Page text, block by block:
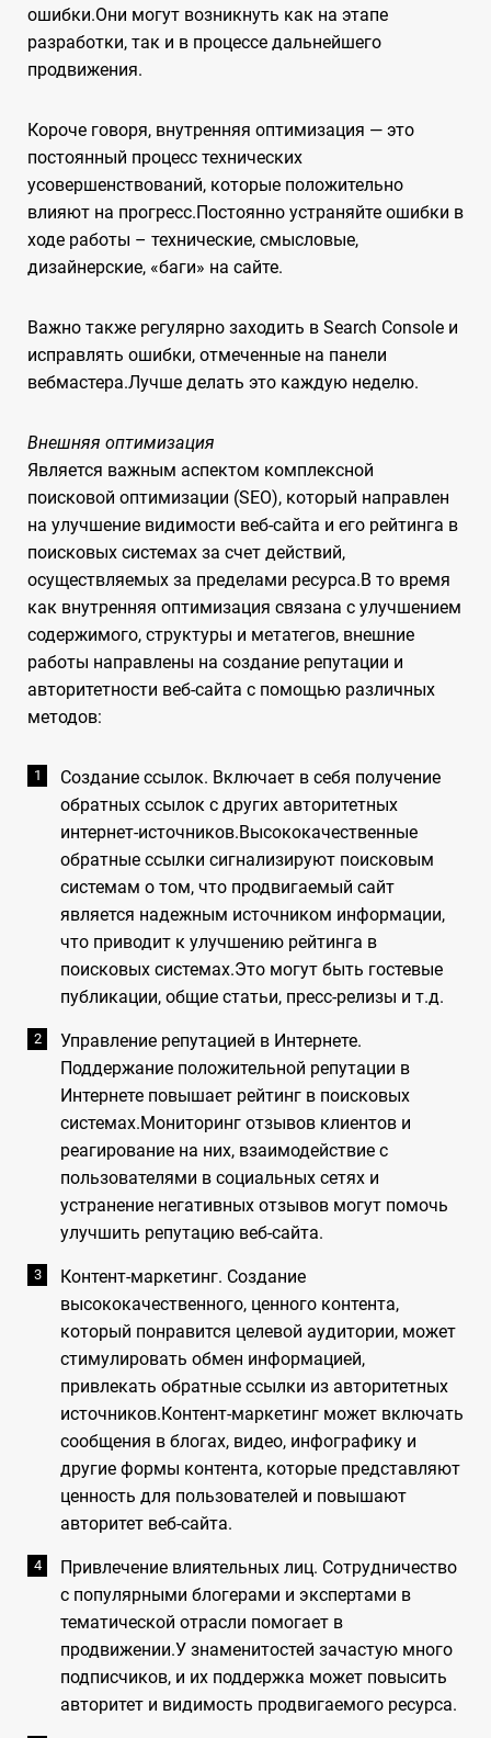
ошибки.Они могут возникнуть как на этапе
разработки, так и в процессе дальнейшего
продвижения.
Короче говоря, внутренняя оптимизация — это
постоянный процесс технических
усовершенствований, которые положительно
влияют на прогресс.Постоянно устраняйте ошибки в
ходе работы – технические, смысловые,
дизайнерские, «баги» на сайте.
Важно также регулярно заходить в Search Console и
исправлять ошибки, отмеченные на панели
вебмастера.Лучше делать это каждую неделю.
Внешняя оптимизация
Является важным аспектом комплексной
поисковой оптимизации (SEO), который направлен
на улучшение видимости веб-сайта и его рейтинга в
поисковых системах за счет действий,
осуществляемых за пределами ресурса.В то время
как внутренняя оптимизация связана с улучшением
содержимого, структуры и метатегов, внешние
работы направлены на создание репутации и
авторитетности веб-сайта с помощью различных
методов:
Создание ссылок. Включает в себя получение
обратных ссылок с других авторитетных
интернет-источников.Высококачественные
обратные ссылки сигнализируют поисковым
системам о том, что продвигаемый сайт
является надежным источником информации,
что приводит к улучшению рейтинга в
поисковых системах.Это могут быть гостевые
публикации, общие статьи, пресс-релизы и т.д.
Управление репутацией в Интернете.
Поддержание положительной репутации в
Интернете повышает рейтинг в поисковых
системах.Мониторинг отзывов клиентов и
реагирование на них, взаимодействие с
пользователями в социальных сетях и
устранение негативных отзывов могут помочь
улучшить репутацию веб-сайта.
Контент-маркетинг. Создание
высококачественного, ценного контента,
который понравится целевой аудитории, может
стимулировать обмен информацией,
привлекать обратные ссылки из авторитетных
источников.Контент-маркетинг может включать
сообщения в блогах, видео, инфографику и
другие формы контента, которые представляют
ценность для пользователей и повышают
авторитет веб-сайта.
Привлечение влиятельных лиц. Сотрудничество
с популярными блогерами и экспертами в
тематической отрасли помогает в
продвижении.У знаменитостей зачастую много
подписчиков, и их поддержка может повысить
авторитет и видимость продвигаемого ресурса.